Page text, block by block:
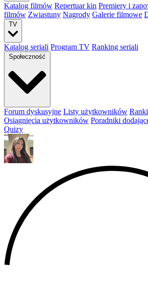
Katalog filmów Repertuar kin Premiery i
filmów Zwiastuny Nagrody Galerie filmowe
TV
Katalog seriali Program TV Ranking seriali
Społeczność
Forum dyskusyjne Listy użytkowników
Osiągnięcia użytkowników Poradniki
Quizy